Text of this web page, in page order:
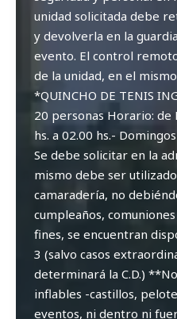
unidad solicitada debe
y devolverla en la
evento. El control
de la unidad, en el
*QUINCHO DE TENIS
20 personas Horario: de
hs. a 02.00 hs.-
Se debe solicitar en la
mismo debe ser
camaradería, no
cumpleaños,
fines, se encuentran
3 (salvo casos
determinará la C.D.)
inflables -castillos,
eventos, ni dentro ni